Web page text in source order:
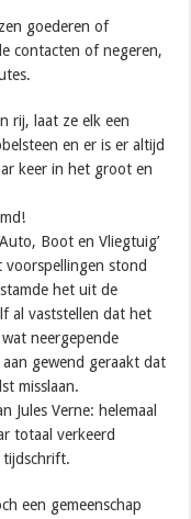
goederen of
contacten of negeren,
rij, laat ze elk een
en er is er altijd
keer in het groot en
Boot en Vliegtuig’
voorspellingen stond
het uit de
al vaststellen dat het
neergepende
gewend geraakt dat
misslaan.
Jules Verne: helemaal
totaal verkeerd
tijdschrift.
een gemeenschap